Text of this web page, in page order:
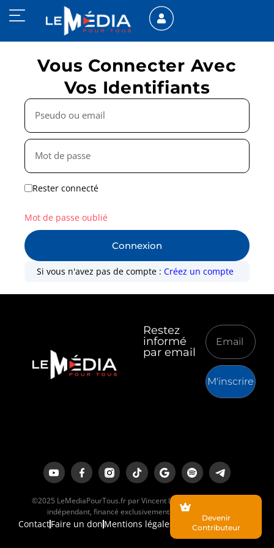
Vous Connecter Avec
Vos Identifiants
Rester connecté
Connexion
Mot de passe oublié
Si vous n'avez pas de compte :Créez un compte
Restez
informé
par email
M'inscrire
©2025 LeMediaPourTous.fr par Vincent Lapierre est un média
indépendant, financé exclusivement par ses lecteurs.
ContactFaire un don Mentions légales
Devenir
Contributeur